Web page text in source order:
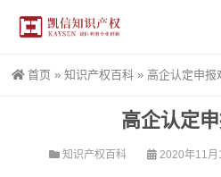
首页 » 知识产权百科 » 高企认定申报
高企认定
知识产权百科 2020年11月